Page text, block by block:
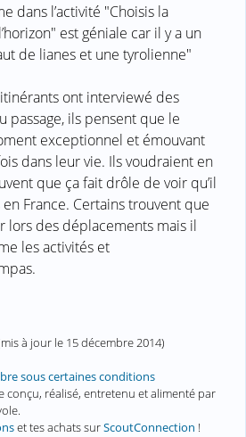
dans l’activité "Choisis la
est géniale car il y a un
de lianes et une tyrolienne"
ont interviewé des
passage, ils pensent que le
exceptionnel et émouvant
dans leur vie. Ils voudraient en
que ça fait drôle de voir qu’il
France. Certains trouvent que
lors des déplacements mais il
les activités et
à jour le 15 décembre 2014)
sous certaines conditions
conçu, réalisé, entretenu et alimenté par
et tes achats surScoutConnection !